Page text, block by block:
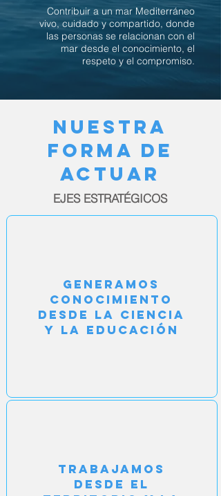
Contribuir a un mar Mediterráneo
vivo, cuidado y compartido, donde
las personas se relacionan con el
mar desde el conocimiento, el
respeto y el compromiso.
NUESTRA
FORMA DE
ACTUAR
EJES ESTRATÉGICOS
Generamos
conocimiento
desde la ciencia
y la educación
Trabajamos
desde el